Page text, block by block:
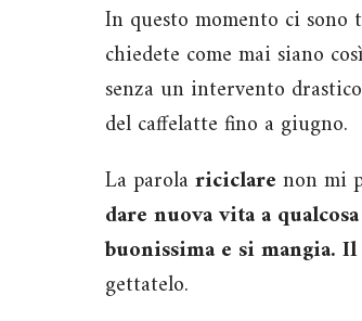
In questo momento ci sono
chiedete come mai siano
senza un intervento
del caffelatte fino a giugno.
La parolariciclare non mi
dare nuova vita a
buonissima e si mangia.
gettatelo.